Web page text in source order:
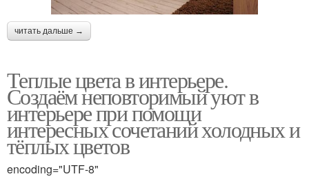
читать дальше →
Теплые цвета в интерьере.
Создаём неповторимый уют в
интерьере при помощи
интересных сочетаний холодных и
тёплых цветов
encoding="UTF-8"